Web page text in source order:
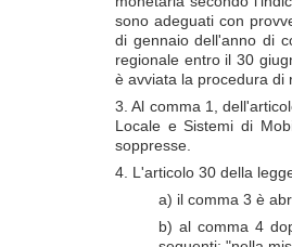
sono adeguati con
di gennaio dell'anno di
regionale entro il 30
è avviata la procedura di
3. Al comma 1,
Locale e Sistemi di
soppresse.
4. L'articolo 30 della
a) il comma 3 è
b) al comma 4